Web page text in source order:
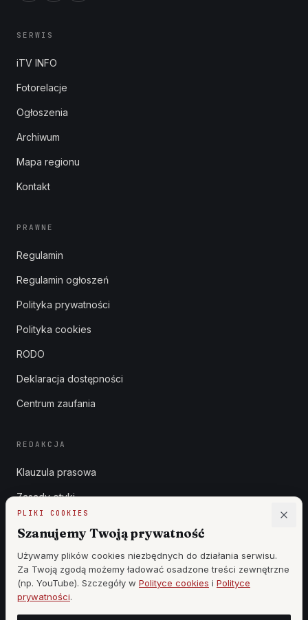
PLIKI COOKIES
Szanujemy Twoją prywatność
Używamy plików cookies niezbędnych do działania serwisu.
Za Twoją zgodą możemy ładować osadzone treści zewnętrzne
(np. YouTube). Szczegóły w Polityce cookies i Polityce
prywatności.
SERWIS
iTV INFO
Fotorelacje
Ogłoszenia
Archiwum
Mapa regionu
Kontakt
PRAWNE
Regulamin
Regulamin ogłoszeń
Polityka prywatności
Polityka cookies
RODO
Deklaracja dostępności
Centrum zaufania
REDAKCJA
Klauzula prasowa
Zasady etyki
Cennik